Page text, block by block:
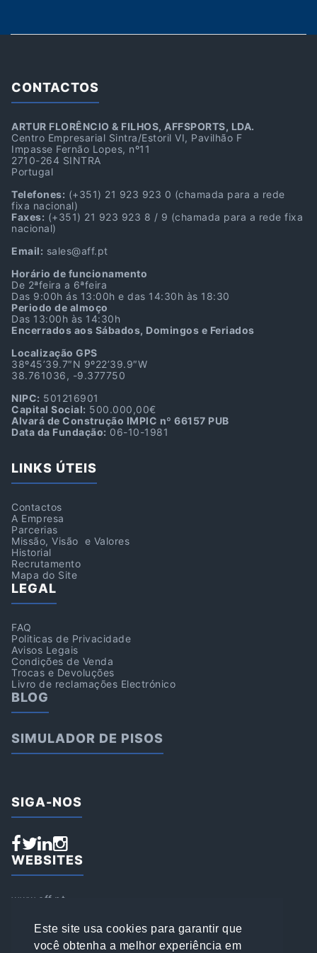
Este site usa cookies para garantir que
você obtenha a melhor experiência em
CONTACTOS
ARTUR FLORÊNCIO & FILHOS, AFFSPORTS, LDA.
Centro Empresarial Sintra/Estoril VI, Pavilhão F
Impasse Fernão Lopes, nº11
2710-264 SINTRA
Portugal
Telefones: (+351) 21 923 923 0 (chamada para a rede
fixa nacional)
Faxes: (+351) 21 923 923 8 / 9 (chamada para a rede fixa
nacional)
Email: sales@aff.pt
Horário de funcionamento
De 2ªfeira a 6ªfeira
Das 9:00h ás 13:00h e das 14:30h às 18:30
Periodo de almoço
Das 13:00h às 14:30h
Encerrados aos Sábados, Domingos e Feriados
Localização GPS
38º45’39.7″N 9º22’39.9″W
38.761036, -9.377750
NIPC: 501216901
Capital Social: 500.000,00€
Alvará de Construção IMPIC nº 66157 PUB
Data da Fundação: 06-10-1981
LINKS ÚTEIS
Contactos
A Empresa
Parcerias
Missão, Visão e Valores
Historial
Recrutamento
Mapa do Site
LEGAL
FAQ
Politicas de Privacidade
Avisos Legais
Condições de Venda
Trocas e Devoluções
Livro de reclamações Electrónico
BLOG
SIMULADOR DE PISOS
SIGA-NOS
WEBSITES
www.aff.pt
www.loja.affsports.pt
PESQUISAR